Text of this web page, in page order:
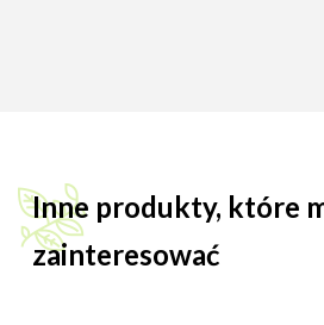
Inne produkty, które
zainteresować